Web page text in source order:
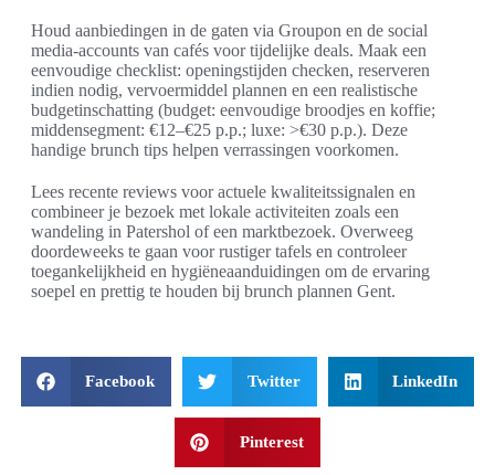
Houd aanbiedingen in de gaten via Groupon en de social
media-accounts van cafés voor tijdelijke deals. Maak een
eenvoudige checklist: openingstijden checken, reserveren
indien nodig, vervoermiddel plannen en een realistische
budgetinschatting (budget: eenvoudige broodjes en koffie;
middensegment: €12–€25 p.p.; luxe: >€30 p.p.). Deze
handige brunch tips helpen verrassingen voorkomen.
Lees recente reviews voor actuele kwaliteitssignalen en
combineer je bezoek met lokale activiteiten zoals een
wandeling in Patershol of een marktbezoek. Overweeg
doordeweeks te gaan voor rustiger tafels en controleer
toegankelijkheid en hygiëneaanduidingen om de ervaring
soepel en prettig te houden bij brunch plannen Gent.
Facebook Twitter LinkedIn
Pinterest